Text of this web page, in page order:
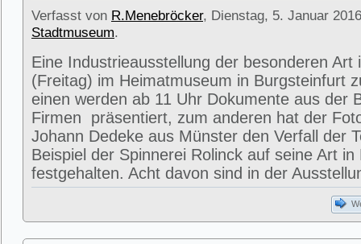
Verfasst von R.Menebröcker, Dienstag, 5. Januar
Stadtmuseum.
Eine Industrieausstellung der besonderen Art
(Freitag) im Heimatmuseum in Burgsteinfurt
einen werden ab 11 Uhr Dokumente aus der
Firmen präsentiert, zum anderen hat der
Johann Dedeke aus Münster den Verfall der
Beispiel der Spinnerei Rolinck auf seine Art
festgehalten. Acht davon sind in der